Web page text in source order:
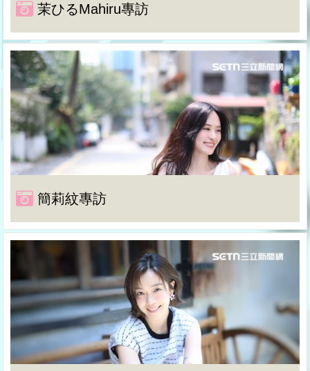
茉ひるMahiru專訪
簡莉紋專訪